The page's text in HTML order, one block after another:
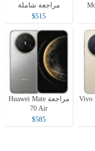
مراجعة شاملة
$515
مراجعة شاملة ل Vivo
مراجعة Huawei Mate
70 Air
$585